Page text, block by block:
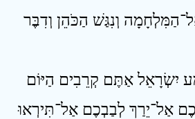
וְנִגַּשׁ הַכֹּהֵן וְדִבֶּר
יִשְׂרָאֵל אַתֶּם קְרֵבִים הַיּוֹם
אַל־יֵרַךְ לְבַבְכֶם אַל־תִּירְאוּ